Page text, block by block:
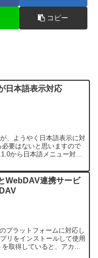
コピー
日本語表示対応
、ようやく日本語表示に対
要はないと思いますので
から日本語メニュー対応
WebDAV連携サービ
プラットフォームに対応し
リをインストールして使用
取得していると、アカウ